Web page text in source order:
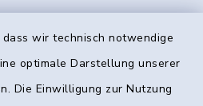
wir technisch notwendige
optimale Darstellung unserer
Die Einwilligung zur Nutzung